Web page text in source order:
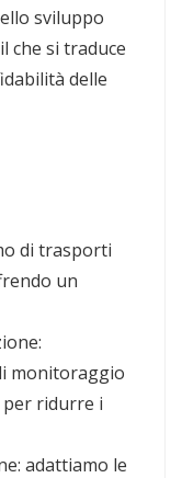
sviluppo
che si traduce
delle
di trasporti
un
monitoraggio
ridurre i
adattiamo le